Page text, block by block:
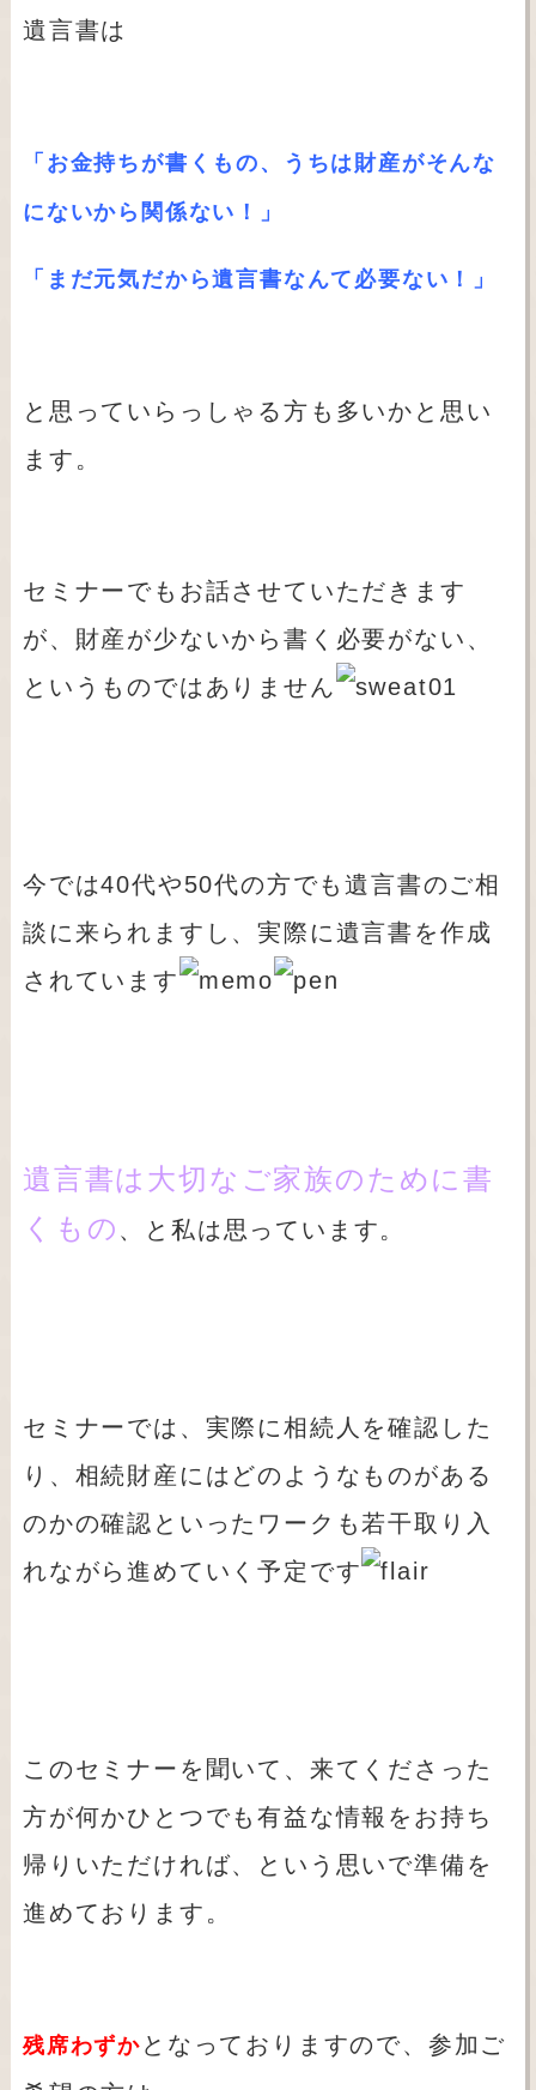
遺言書は
「お金持ちが書くもの、うちは財産がそんな
にないから関係ない！」
「まだ元気だから遺言書なんて必要ない！」
と思っていらっしゃる方も多いかと思い
ます。
セミナーでもお話させていただきます
が、財産が少ないから書く必要がない、
というものではありません
今では40代や50代の方でも遺言書のご相
談に来られますし、実際に遺言書を作成
されています
遺言書は大切なご家族のために書
くもの 、と私は思っています。
セミナーでは、実際に相続人を確認した
り、相続財産にはどのようなものがある
のかの確認といったワークも若干取り入
れながら進めていく予定です
このセミナーを聞いて、来てくださった
方が何かひとつでも有益な情報をお持ち
帰りいただければ、という思いで準備を
進めております。
残席わずか となっておりますので、参加ご